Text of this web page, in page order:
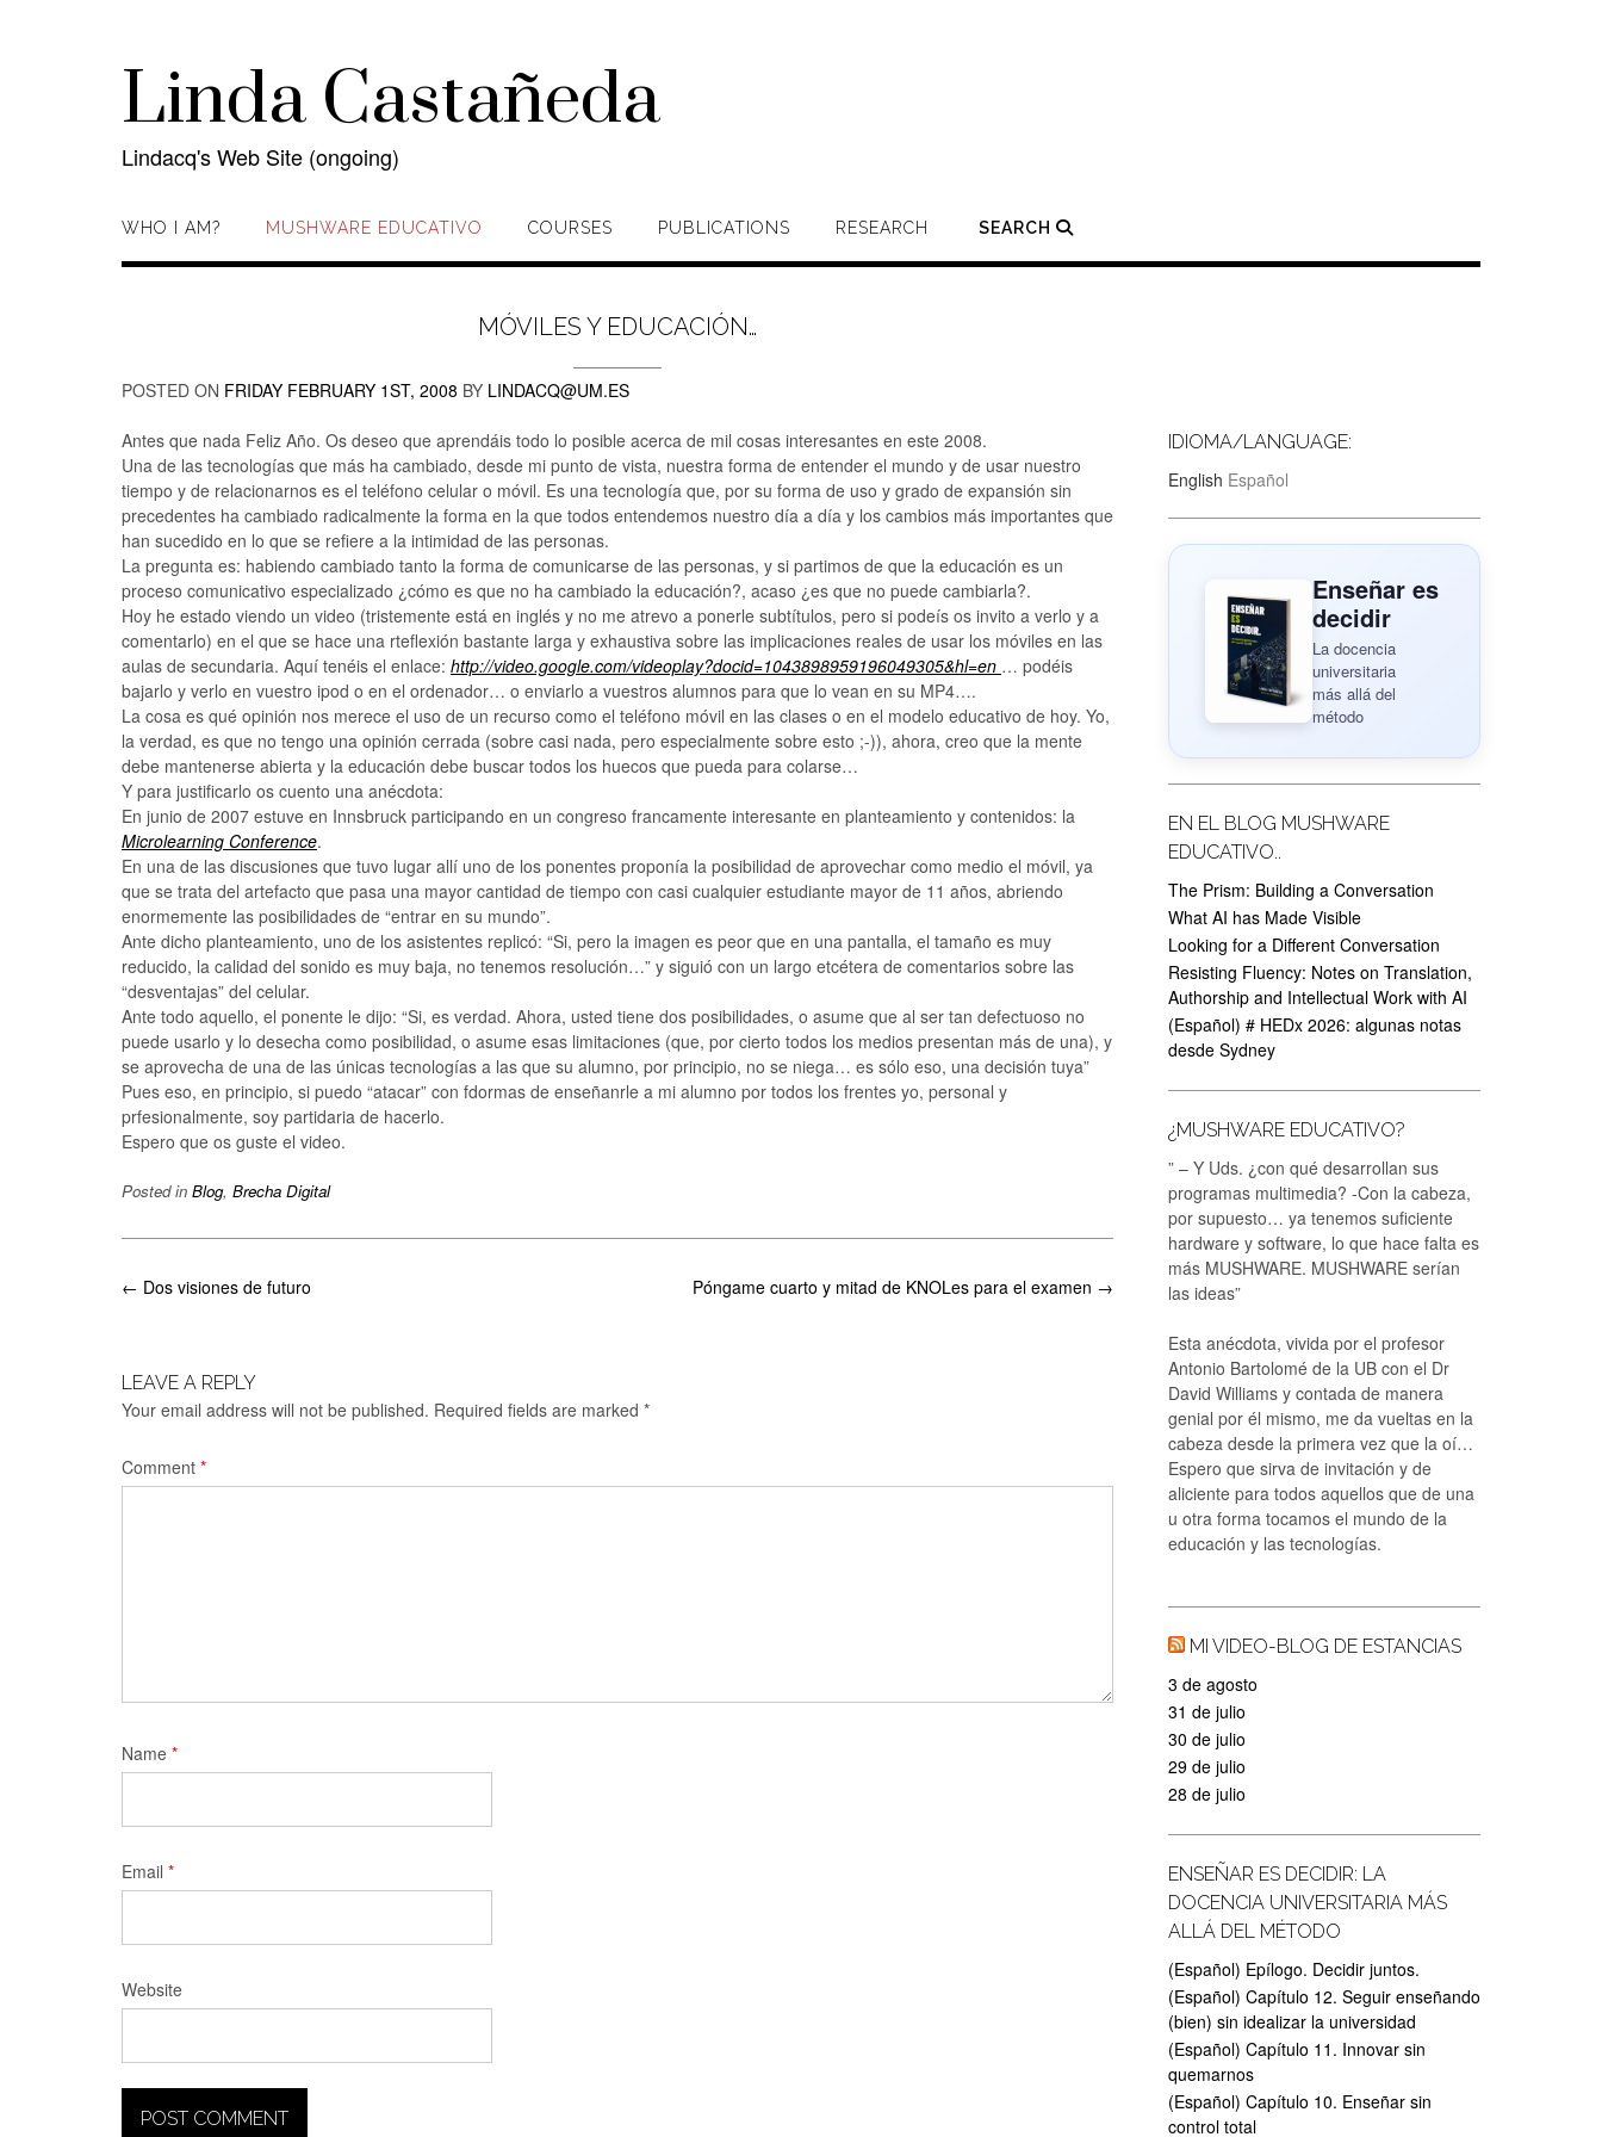
Linda Castañeda
Lindacq's Web Site (ongoing)
WHO I AM? MUSHWARE EDUCATIVO COURSES PUBLICATIONS RESEARCH SEARCH
MÓVILES Y EDUCACIÓN…
POSTED ON FRIDAY FEBRUARY 1ST, 2008 BY LINDACQ@UM.ES
Antes que nada Feliz Año. Os deseo que aprendáis todo lo posible acerca de mil cosas interesantes en este 2008.
Una de las tecnologías que más ha cambiado, desde mi punto de vista, nuestra forma de entender el mundo y de usar nuestro
tiempo y de relacionarnos es el teléfono celular o móvil. Es una tecnología que, por su forma de uso y grado de expansión sin
precedentes ha cambiado radicalmente la forma en la que todos entendemos nuestro día a día y los cambios más importantes que
han sucedido en lo que se refiere a la intimidad de las personas.
La pregunta es: habiendo cambiado tanto la forma de comunicarse de las personas, y si partimos de que la educación es un
proceso comunicativo especializado ¿cómo es que no ha cambiado la educación?, acaso ¿es que no puede cambiarla?.
Hoy he estado viendo un video (tristemente está en inglés y no me atrevo a ponerle subtítulos, pero si podeís os invito a verlo y a
comentarlo) en el que se hace una rteflexión bastante larga y exhaustiva sobre las implicaciones reales de usar los móviles en las
aulas de secundaria. Aquí tenéis el enlace: http://video.google.com/videoplay?docid=1043898959196049305&hl=en … podéis
bajarlo y verlo en vuestro ipod o en el ordenador… o enviarlo a vuestros alumnos para que lo vean en su MP4….
La cosa es qué opinión nos merece el uso de un recurso como el teléfono móvil en las clases o en el modelo educativo de hoy. Yo,
la verdad, es que no tengo una opinión cerrada (sobre casi nada, pero especialmente sobre esto ;-)), ahora, creo que la mente
debe mantenerse abierta y la educación debe buscar todos los huecos que pueda para colarse…
Y para justificarlo os cuento una anécdota:
En junio de 2007 estuve en Innsbruck participando en un congreso francamente interesante en planteamiento y contenidos: la
Microlearning Conference.
En una de las discusiones que tuvo lugar allí uno de los ponentes proponía la posibilidad de aprovechar como medio el móvil, ya
que se trata del artefacto que pasa una mayor cantidad de tiempo con casi cualquier estudiante mayor de 11 años, abriendo
enormemente las posibilidades de “entrar en su mundo”.
Ante dicho planteamiento, uno de los asistentes replicó: “Si, pero la imagen es peor que en una pantalla, el tamaño es muy
reducido, la calidad del sonido es muy baja, no tenemos resolución…” y siguió con un largo etcétera de comentarios sobre las
“desventajas” del celular.
Ante todo aquello, el ponente le dijo: “Si, es verdad. Ahora, usted tiene dos posibilidades, o asume que al ser tan defectuoso no
puede usarlo y lo desecha como posibilidad, o asume esas limitaciones (que, por cierto todos los medios presentan más de una), y
se aprovecha de una de las únicas tecnologías a las que su alumno, por principio, no se niega… es sólo eso, una decisión tuya”
Pues eso, en principio, si puedo “atacar” con fdormas de enseñanrle a mi alumno por todos los frentes yo, personal y
prfesionalmente, soy partidaria de hacerlo.
Espero que os guste el video.
Posted in Blog, Brecha Digital
Post
Póngame cuarto y mitad de KNOLes para el examen →
← Dos visiones de futuro
LEAVE A REPLY
Your email address will not be published. Required fields are marked *
Comment *
Name *
Email *
Website
IDIOMA/LANGUAGE:
English Español
Enseñar es
decidir
La docencia
universitaria
más allá del
método
EN EL BLOG MUSHWARE
EDUCATIVO..
The Prism: Building a Conversation
What AI has Made Visible
Looking for a Different Conversation
Resisting Fluency: Notes on Translation,
Authorship and Intellectual Work with AI
(Español) # HEDx 2026: algunas notas
desde Sydney
¿MUSHWARE EDUCATIVO?
” – Y Uds. ¿con qué desarrollan sus
programas multimedia? -Con la cabeza,
por supuesto… ya tenemos suficiente
hardware y software, lo que hace falta es
más MUSHWARE. MUSHWARE serían
las ideas”
Esta anécdota, vivida por el profesor
Antonio Bartolomé de la UB con el Dr
David Williams y contada de manera
genial por él mismo, me da vueltas en la
cabeza desde la primera vez que la oí…
Espero que sirva de invitación y de
aliciente para todos aquellos que de una
u otra forma tocamos el mundo de la
educación y las tecnologías.
MI VIDEO-BLOG DE ESTANCIAS
3 de agosto
31 de julio
30 de julio
29 de julio
28 de julio
ENSEÑAR ES DECIDIR: LA
DOCENCIA UNIVERSITARIA MÁS
ALLÁ DEL MÉTODO
(Español) Epílogo. Decidir juntos.
(Español) Capítulo 12. Seguir enseñando
(bien) sin idealizar la universidad
(Español) Capítulo 11. Innovar sin
quemarnos
(Español) Capítulo 10. Enseñar sin
control total